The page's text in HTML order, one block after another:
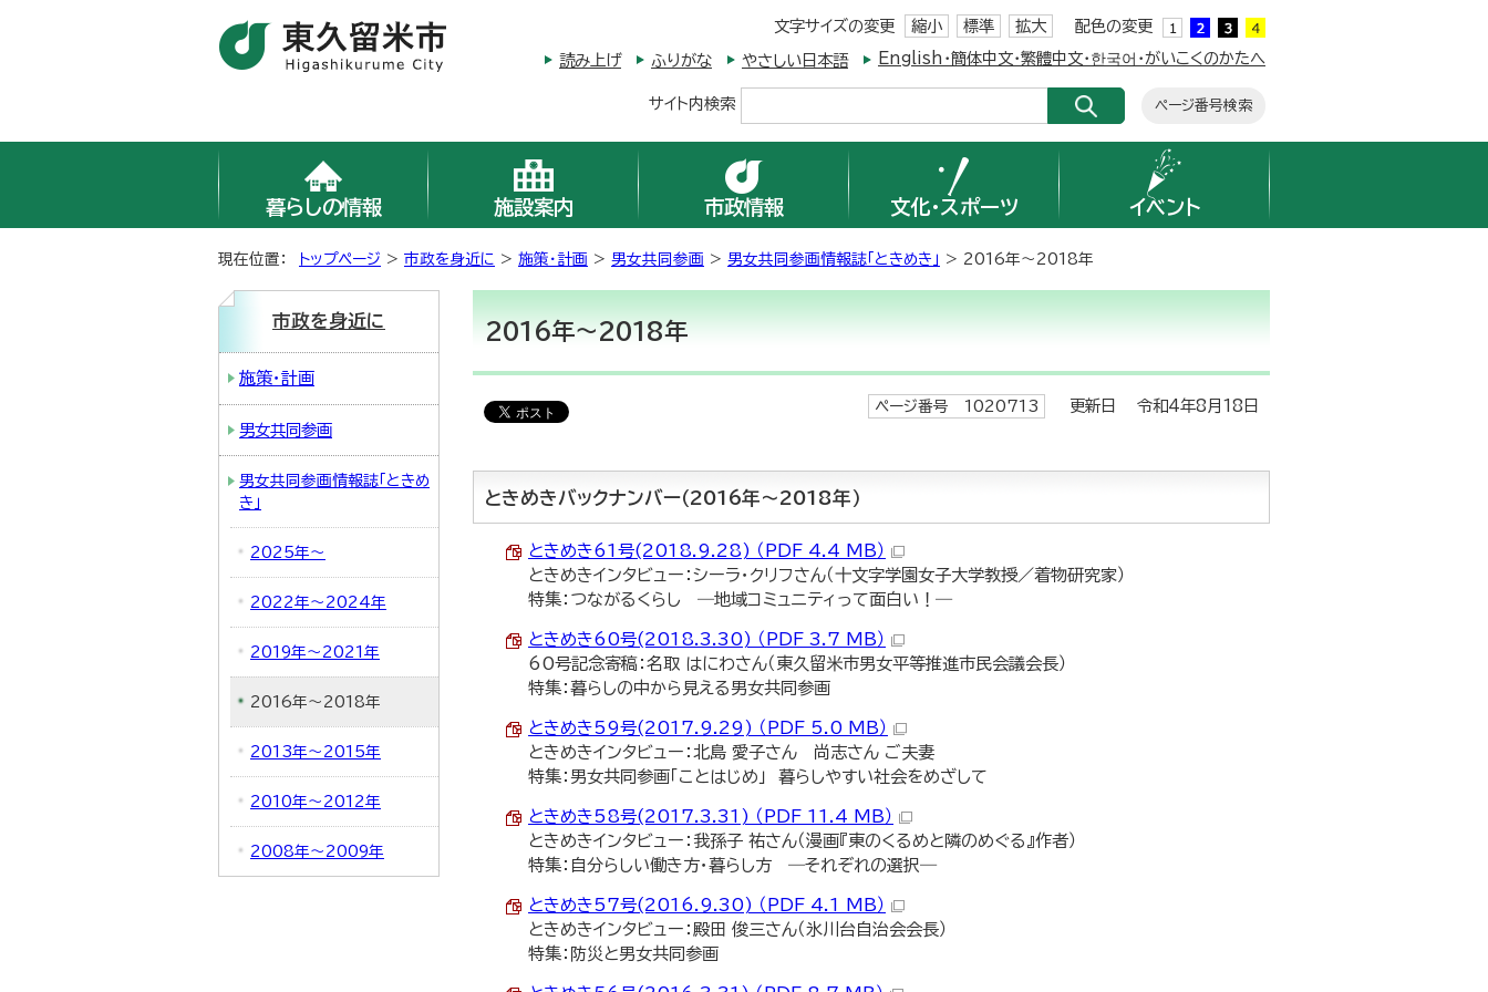
文字サイズの変更 縮小 標準 拡大 配色の変更
読み上げ ふりがな やさしい日本語 English・簡体中文・繁體中文・한국어・がいこくのかたへ
サイト内検索 ページ番号検索
暮らしの情報 施設案内 市政情報 文化・スポーツ イベント
現在位置： トップページ > 市政を身近に > 施策・計画 > 男女共同参画 > 男女共同参画情報誌「ときめき」 > 2016年～2018年
2016年～2018年
ページ番号 1020713 更新日 令和4年8月18日
ときめきバックナンバー（2016年～2018年）
ときめき61号(2018.9.28) （PDF 4.4 MB）
ときめきインタビュー：シーラ・クリフさん（十文字学園女子大学教授／着物研究家）
特集：つながるくらし ―地域コミュニティって面白い！―
ときめき60号(2018.3.30) （PDF 3.7 MB）
60号記念寄稿：名取 はにわさん（東久留米市男女平等推進市民会議会長）
特集：暮らしの中から見える男女共同参画
ときめき59号(2017.9.29) （PDF 5.0 MB）
ときめきインタビュー：北島 愛子さん 尚志さん ご夫妻
特集：男女共同参画「ことはじめ」 暮らしやすい社会をめざして
ときめき58号(2017.3.31) （PDF 11.4 MB）
ときめきインタビュー：我孫子 祐さん（漫画『東のくるめと隣のめぐる』作者）
特集：自分らしい働き方・暮らし方 ―それぞれの選択―
ときめき57号(2016.9.30) （PDF 4.1 MB）
ときめきインタビュー：殿田 俊三さん（氷川台自治会会長）
特集：防災と男女共同参画
市政を身近に
施策・計画
男女共同参画
男女共同参画情報誌「ときめ
き」
2025年～
2022年～2024年
2019年～2021年
2016年～2018年
2013年～2015年
2010年～2012年
2008年～2009年